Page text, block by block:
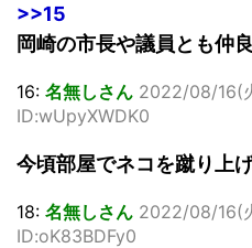
>>15
岡崎の市長や議員とも仲
16: 名無しさん 2022/08/16(
ID:wUpyXWDK0
今頃部屋でネコを蹴り上
18: 名無しさん 2022/08/16(
ID:oK83BDFy0